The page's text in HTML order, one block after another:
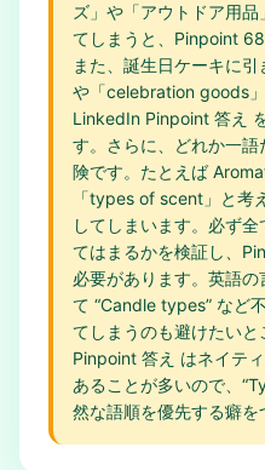
ズ」や「アウトドア用
てしまうと、Pinpoint
また、誕生日ケーキに
や「celebration goods
LinkedIn Pinpoint 答え
す。さらに、どれか一
険です。たとえば
「types of scent」と考
してしまいます。必ず
てはまるかを検証し、
必要があります。英語
て “Candle types” など
てしまうのも避けたい
Pinpoint 答え はネイテ
あることが多いので、
然な語順を優先する癖を